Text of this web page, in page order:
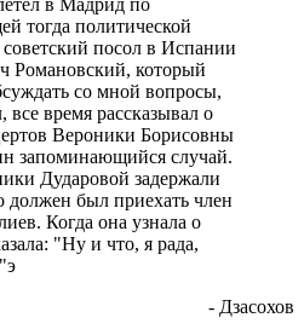
тогда политической
посол в Испании
Романовский, который
со мной вопросы,
время рассказывал о
Вероники Борисовны
запоминающийся случай.
Дударовой задержали
должен был приехать член
Когда она узнала о
"Ну и что, я рада,
- Дзасохов